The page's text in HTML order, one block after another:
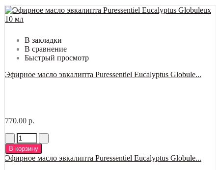
В закладки
В сравнение
Быстрый просмотр
Эфирное масло эвкалипта Puressentiel Eucalyptus Globule...
770.00 р.
В корзину
Эфирное масло эвкалипта Puressentiel Eucalyptus Globule...